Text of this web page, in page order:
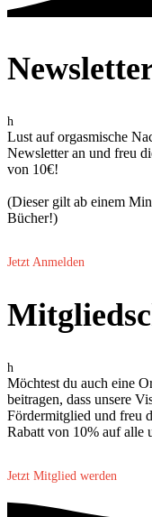
h
Lust auf orgasmische
Newsletter an und freu
von 10€!
(Dieser gilt ab einem
Bücher!)
Jetzt Anmelden
h
Möchtest du auch eine
beitragen, dass unsere
Fördermitglied und freu
Rabatt von 10% auf alle
Jetzt Mitglied werden